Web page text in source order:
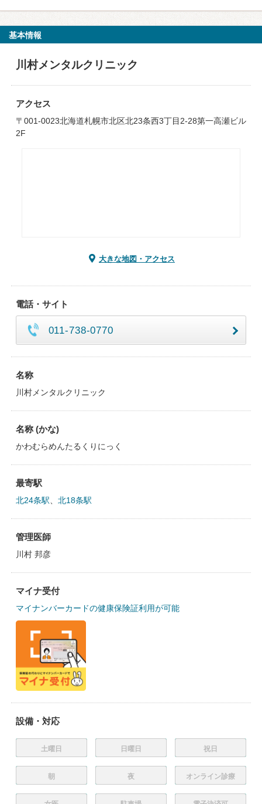
基本情報
川村メンタルクリニック
アクセス
〒001-0023北海道札幌市北区北23条西3丁目2-28第一高瀬ビル
2F
大きな地図・アクセス
電話・サイト
011-738-0770
名称
川村メンタルクリニック
名称 (かな)
かわむらめんたるくりにっく
最寄駅
北24条駅 北18条駅
管理医師
川村 邦彦
マイナ受付
マイナンバーカードの健康保険証利用が可能
設備・対応
土曜日 日曜日 祝日
朝 夜 オンライン診療